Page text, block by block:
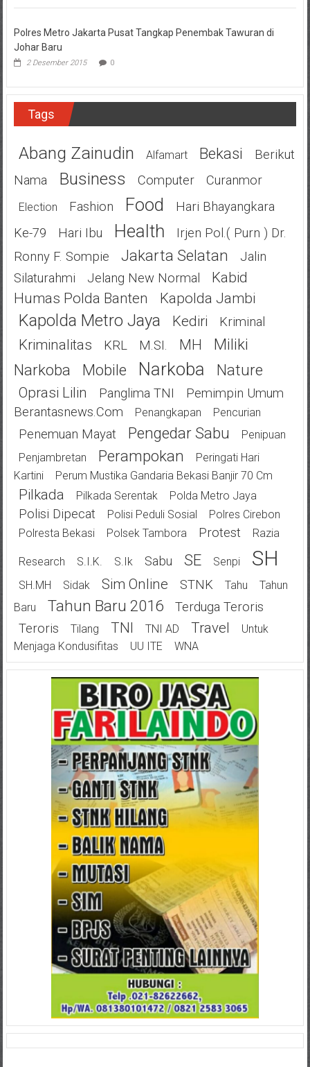
Polres Metro Jakarta Pusat Tangkap Penembak Tawuran di
Johar Baru
2 Desember 2015 0
Tags
Abang Zainudin Alfamart Bekasi
Berikut
Nama
Business Computer Curanmor
Election Fashion Food
Hari Bhayangkara
Ke-79
Hari Ibu Health
Irjen Pol.( Purn ) Dr.
Ronny F. Sompie
Jakarta Selatan
Jalin
Silaturahmi
Jelang New Normal
Kabid
Humas Polda Banten
Kapolda Jambi
Kapolda Metro Jaya Kediri Kriminal
Kriminalitas KRL M.SI. MH
Miliki
Narkoba
Mobile Narkoba Nature
Oprasi Lilin Panglima TNI
Pemimpin Umum
Berantasnews.com
Penangkapan Pencurian
Penemuan Mayat Pengedar Sabu
Penipuan
Penjambretan
Perampokan
Peringati Hari
Kartini
Perum Mustika Gandaria Bekasi Banjir 70 Cm
Pilkada Pilkada Serentak Polda Metro Jaya
Polisi Dipecat Polisi Peduli Sosial
Polres Cirebon
Polresta Bekasi
Polsek Tambora Protest Razia
Research S.I.K. S.Ik Sabu SE Senpi SH
SH.MH Sidak Sim Online STNK Tahu
Tahun
Baru
Tahun Baru 2016
Terduga Teroris
Teroris
Tilang TNI TNI AD Travel
Untuk
Menjaga Kondusifitas
UU ITE WNA